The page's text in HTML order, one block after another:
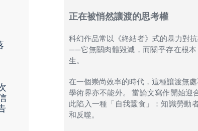
正在被悄然讓渡的思考權
科幻作品常以《終結者》式的暴力對
——它無關肉體毀滅，而關乎存在根
生。
在一個崇尚效率的時代，這種讓渡無
學術界亦不能外。 當論文寫作開始迎
此陷入一種「自我蠶食」：知識勞動
和反噬。